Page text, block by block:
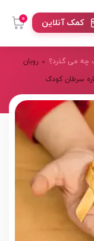
0 کمک آنلاین
می گذرد؟
روبان
سرطان کودک